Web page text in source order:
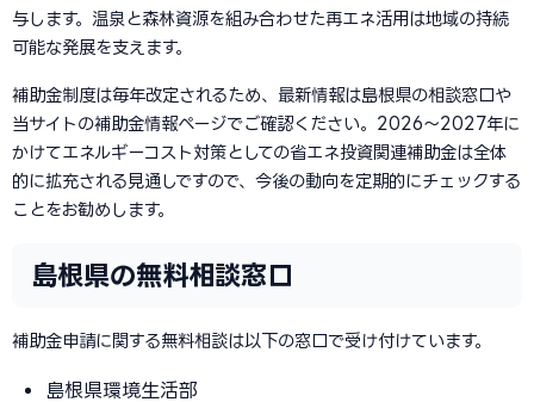
与します。温泉と森林資源を組み合わせた再エネ活用は地域の持続
可能な発展を支えます。
補助金制度は毎年改定されるため、最新情報は島根県の相談窓口や
当サイトの補助金情報ページでご確認ください。2026〜2027年に
かけてエネルギーコスト対策としての省エネ投資関連補助金は全体
的に拡充される見通しですので、今後の動向を定期的にチェックする
ことをお勧めします。
島根県の無料相談窓口
補助金申請に関する無料相談は以下の窓口で受け付けています。
島根県環境生活部